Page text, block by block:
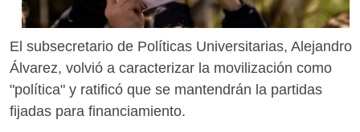
El subsecretario de Políticas Universitarias, Alejandro
Álvarez, volvió a caracterizar la movilización como
"política" y ratificó que se mantendrán la partidas
fijadas para financiamiento.